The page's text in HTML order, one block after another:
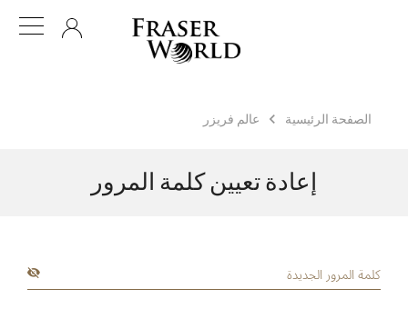
الصفحة الرئيسية عالم فريزر
إعادة تعيين كلمة المرور